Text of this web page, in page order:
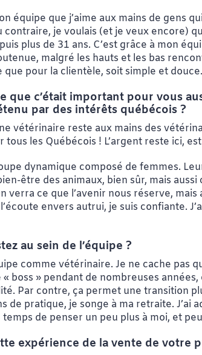
équipe que j’aime aux mains de gens
contraire, je voulais (et je veux encore)
plus de 31 ans. C’est grâce à mon
malgré les hauts et les bas
que pour la clientèle, soit simple et douce.
que c’était important pour vous
par des intérêts québécois ?
vétérinaire reste aux mains des
tous les Québécois ! L’argent reste ici,
dynamique composé de femmes.
être des animaux, bien sûr, mais
verra ce que l’avenir nous réserve,
envers autrui, je suis confiante.
au sein de l’équipe ?
comme vétérinaire. Je ne cache pas
boss » pendant de nombreuses
Par contre, ça permet une transition
de pratique, je songe à ma retraite. J’ai
temps de penser un peu plus à moi, et
expérience de la vente de votre